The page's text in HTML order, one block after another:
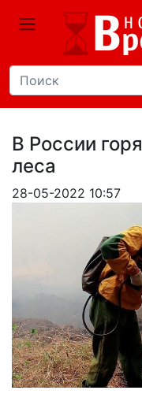
В России
леса
28-05-2022 10:57